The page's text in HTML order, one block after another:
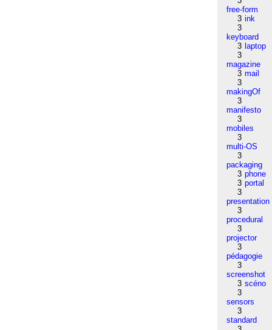
free-form
3 ink
3
keyboard
3 laptop
3
magazine
3 mail
3
makingOf
3
manifesto
3
mobiles
3
multi-OS
3
packaging
3 phone
3 portal
3
presentation
3
procedural
3
projector
3
pédagogie
3
screenshot
3 scéno
3
sensors
3
standard